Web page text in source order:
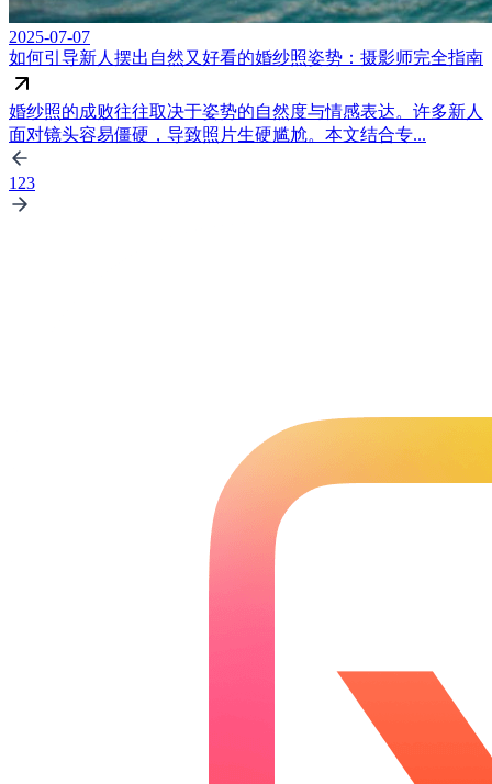
2025-07-07
如何引导新人摆出自然又好看的婚纱照姿势：摄影师完全指南
婚纱照的成败往往取决于姿势的自然度与情感表达。许多新人
面对镜头容易僵硬，导致照片生硬尴尬。本文结合专...
1 23